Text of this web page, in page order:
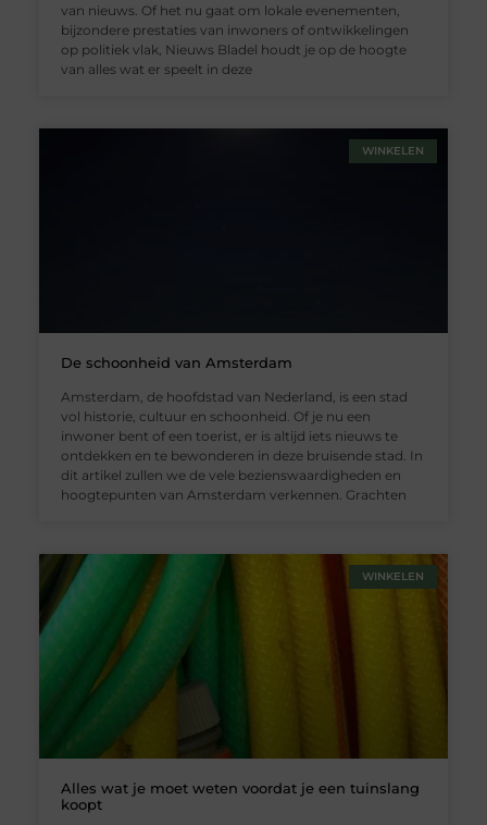
van nieuws. Of het nu gaat om lokale evenementen,
bijzondere prestaties van inwoners of ontwikkelingen
op politiek vlak, Nieuws Bladel houdt je op de hoogte
van alles wat er speelt in deze
WINKELEN
De schoonheid van Amsterdam
Amsterdam, de hoofdstad van Nederland, is een stad
vol historie, cultuur en schoonheid. Of je nu een
inwoner bent of een toerist, er is altijd iets nieuws te
ontdekken en te bewonderen in deze bruisende stad. In
dit artikel zullen we de vele bezienswaardigheden en
hoogtepunten van Amsterdam verkennen. Grachten
WINKELEN
Alles wat je moet weten voordat je een tuinslang
koopt